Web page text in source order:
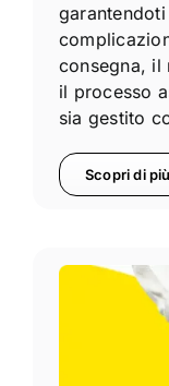
consegna, il
il processo
sia gestito
Scopri di più